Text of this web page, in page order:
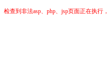
检查到非法asp、php、jsp页面正在执行